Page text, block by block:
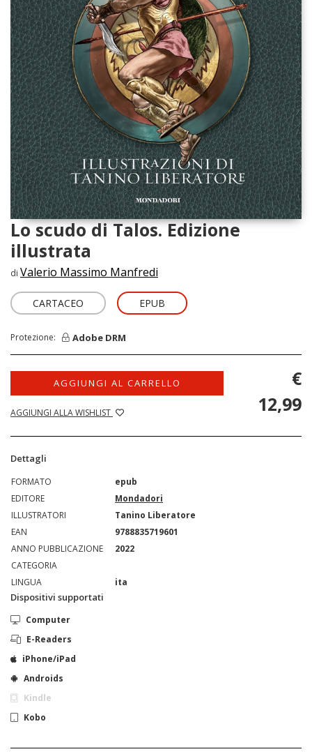
Lo scudo di Talos. Edizione
illustrata
di Valerio Massimo Manfredi
CARTACEO EPUB
Protezione: Adobe DRM
AGGIUNGI AL CARRELLO
AGGIUNGI ALLA WISHLIST
€
12,99
Dettagli
FORMATO
epub
EDITORE
Mondadori
ILLUSTRATORI
Tanino Liberatore
EAN
9788835719601
ANNO PUBBLICAZIONE
2022
CATEGORIA
LINGUA
ita
Dispositivi supportati
Computer
E-Readers
iPhone/iPad
Androids
Kindle
Kobo